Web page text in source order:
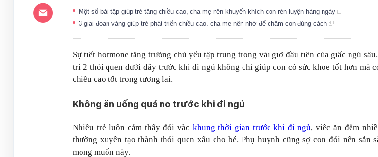
Một số bài tập giúp trẻ tăng chiều cao, cha mẹ nên khuyến khích con rèn luyện hàng ngày
3 giai đoạn vàng giúp trẻ phát triển chiều cao, cha mẹ nên nhớ để chăm con đúng cách
Sự tiết hormone tăng trưởng chủ yếu tập trung trong vài giờ đầu tiên của giấc ngủ
trì 2 thói quen dưới đây trước khi đi ngủ không chỉ giúp con có sức khỏe tốt hơn mà
chiều cao tốt trong tương lai.
Không ăn uống quá no trước khi đi ngủ
Nhiều trẻ luôn cảm thấy đói vào khung thời gian trước khi đi ngủ, việc ăn đêm
thường xuyên tạo thành thói quen xấu cho bé. Phụ huynh cũng sợ con đói nên sẵn
mong muốn này.